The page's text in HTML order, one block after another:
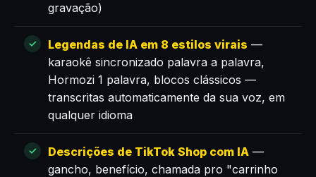
gravação)
Legendas de IA em 8 estilos virais —
karaokê sincronizado palavra a palavra,
Hormozi 1 palavra, blocos clássicos —
transcritas automaticamente da sua voz, em
qualquer idioma
Descrições de TikTok Shop com IA —
gancho, benefício, chamada pro "carrinho